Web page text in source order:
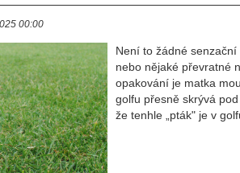
00:00
Není to žádné
nebo nějaké převratné
opakování je matka
golfu přesně skrývá
že tenhle „pták" je v